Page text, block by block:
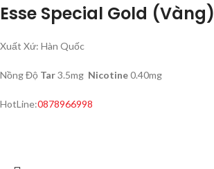
Esse Special Gold (Vàng)
Xuất Xứ: Hàn Quốc
Nồng Độ Tar3.5mg Nicotine0.40mg
HotLine:0878966998